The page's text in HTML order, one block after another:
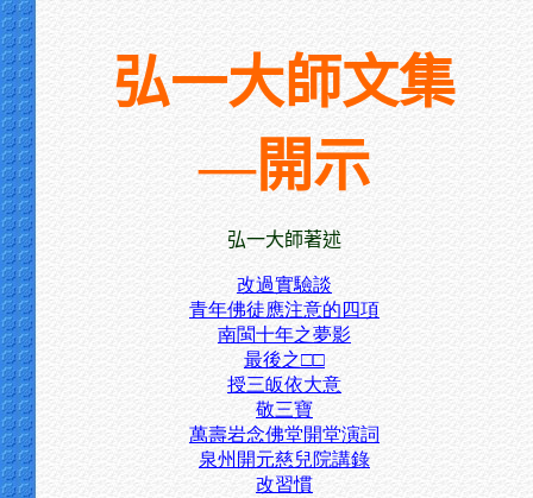
弘一大師文集
—開示
弘一大師著述
改過實驗談
青年佛徒應注意的四項
南閩十年之夢影
最後之□□
授三皈依大意
敬三寶
萬壽岩念佛堂開堂演詞
泉州開元慈兒院講錄
改習慣